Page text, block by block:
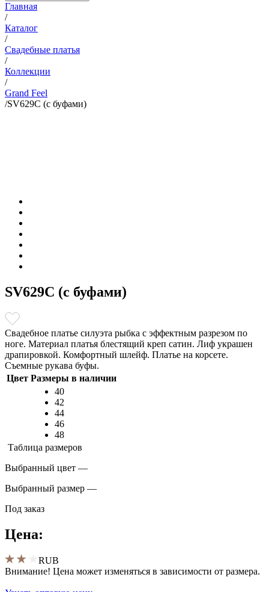
Главная
/
Каталог
/
Свадебные платья
/
Коллекции
/
Grand Feel
/SV629C (с буфами)
SV629C (с буфами)
Свадебное платье силуэта рыбка с эффектным разрезом по
ноге. Материал платья блестящий креп сатин. Лиф украшен
драпировкой. Комфортный шлейф. Платье на корсете.
Съемные рукава буфы.
Цвет Размеры в наличии
40
42
44
46
48
Таблица размеров
Выбранный цвет —
Выбранный размер —
Под заказ
Цена:
RUB
Внимание! Цена может изменяться в зависимости от размера.